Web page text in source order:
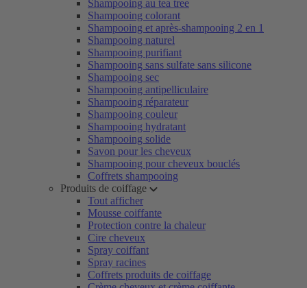
Shampooing au tea tree
Shampooing colorant
Shampooing et après-shampooing 2 en 1
Shampooing naturel
Shampooing purifiant
Shampooing sans sulfate sans silicone
Shampooing sec
Shampooing antipelliculaire
Shampooing réparateur
Shampooing couleur
Shampooing hydratant
Shampooing solide
Savon pour les cheveux
Shampooing pour cheveux bouclés
Coffrets shampooing
Produits de coiffage
Tout afficher
Mousse coiffante
Protection contre la chaleur
Cire cheveux
Spray coiffant
Spray racines
Coffrets produits de coiffage